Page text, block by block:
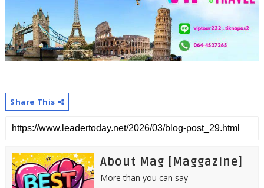
Share This
About Mag [Maggazine]
More than you can say